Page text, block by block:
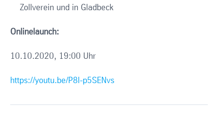
Zollverein und in Gladbeck
Onlinelaunch:
10.10.2020, 19:00 Uhr
https://youtu.be/P8l-p5SENvs